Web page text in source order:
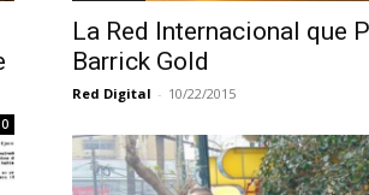
0
La Red Internacional que
Barrick Gold
Red Digital - 10/22/2015